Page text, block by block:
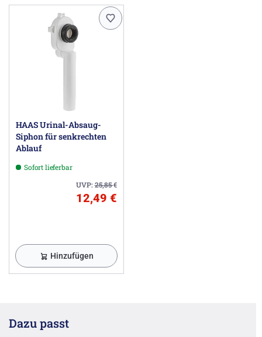
HAAS Urinal-Absaug-
Siphon für senkrechten
Ablauf
Sofort lieferbar
UVP:25,85€
12,49 €
Hinzufügen
Dazu passt